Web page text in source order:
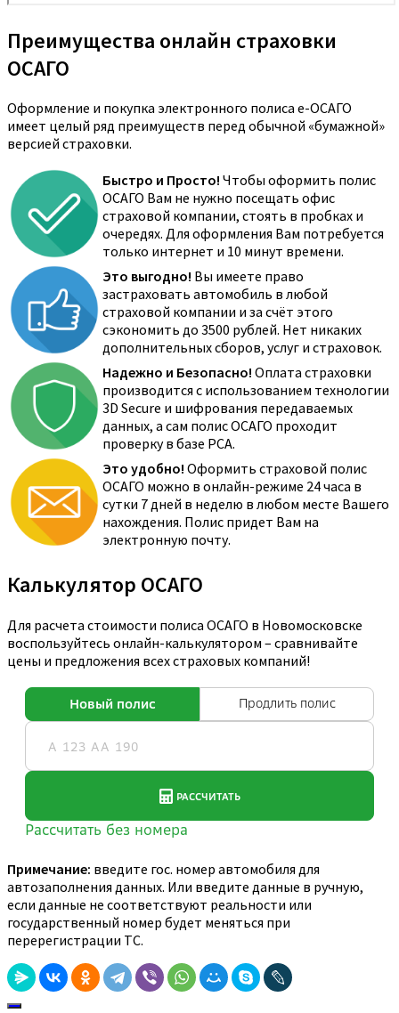
Преимущества онлайн страховки
ОСАГО
Оформление и покупка электронного полиса е-ОСАГО
имеет целый ряд преимуществ перед обычной «бумажной»
версией страховки.
Быстро и Просто! Чтобы оформить полис
ОСАГО Вам не нужно посещать офис
страховой компании, стоять в пробках и
очередях. Для оформления Вам потребуется
только интернет и 10 минут времени.
Это выгодно! Вы имеете право
застраховать автомобиль в любой
страховой компании и за счёт этого
сэкономить до 3500 рублей. Нет никаких
дополнительных сборов, услуг и страховок.
Надежно и Безопасно! Оплата страховки
производится с использованием технологии
3D Secure и шифрования передаваемых
данных, а сам полис ОСАГО проходит
проверку в базе РСА.
Это удобно! Оформить страховой полис
ОСАГО можно в онлайн-режиме 24 часа в
сутки 7 дней в неделю в любом месте Вашего
нахождения. Полис придет Вам на
электронную почту.
Калькулятор ОСАГО
Для расчета стоимости полиса ОСАГО в Новомосковске
воспользуйтесь онлайн-калькулятором – сравнивайте
цены и предложения всех страховых компаний!
Примечание: введите гос. номер автомобиля для
автозаполнения данных. Или введите данные в ручную,
если данные не соответствуют реальности или
государственный номер будет меняться при
перерегистрации ТС.